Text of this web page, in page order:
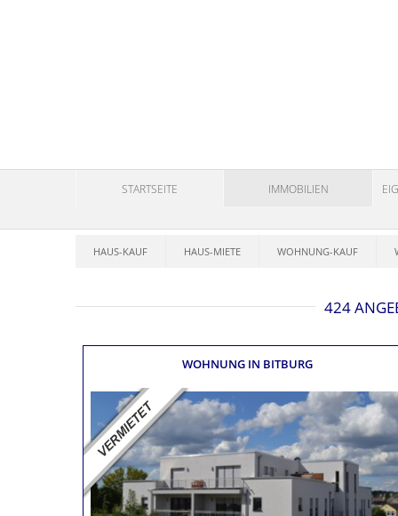
STARTSEITE IMMOBILIEN
HAUS-KAUF HAUS-MIETE WOHNUNG-KAUF
424
WOHNUNG IN BITBURG